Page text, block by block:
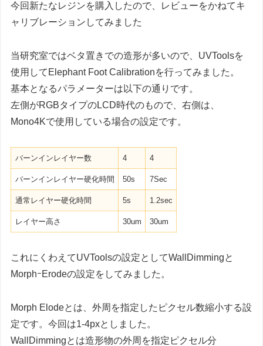
今回新たなレジンを購入したので、レビューをかねてキ
ャリブレーションしてみました
当研究室ではベタ置きでの造形が多いので、UVToolsを
使用してElephant Foot Calibrationを行ってみました。
基本となるパラメーターは以下の通りです。
左側がRGBタイプのLCD時代のもので、右側は、
Mono4Kで使用している場合の設定です。
バーンインレイヤー数 4 4
バーンインレイヤー硬化時間 50s 7Sec
通常レイヤー硬化時間 5s 1.2sec
レイヤー高さ 30um 30um
これにくわえてUVToolsの設定としてWallDimmingと
MorphｰErodeの設定をしてみました。
Morph Elodeとは、外周を指定したピクセル数縮小する設
定です。今回は1-4pxとしました。
WallDimmingとは造形物の外周を指定ピクセル分